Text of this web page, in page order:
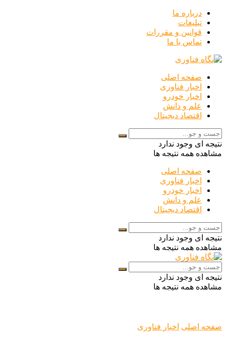
درباره ما
تبلیغات
قوانین و مقررات
تماس با ما
صفحه اصلی
اخبار فناوری
اخبار خودرو
علم و دانش
اقتصاد دیجیتال
نتیجه ای وجود ندارد
مشاهده همه نتیجه ها
صفحه اصلی
اخبار فناوری
اخبار خودرو
علم و دانش
اقتصاد دیجیتال
نتیجه ای وجود ندارد
مشاهده همه نتیجه ها
نتیجه ای وجود ندارد
مشاهده همه نتیجه ها
صفحه اصلی اخبار فناوری